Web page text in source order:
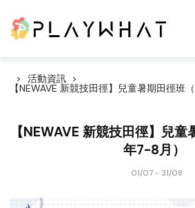
活動資訊
【NEWAVE 新競技田徑】兒童暑期田徑班
【NEWAVE 新競技田徑】兒
年7-8月）
01/07 - 31/08